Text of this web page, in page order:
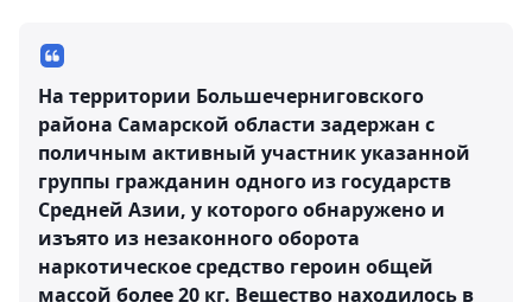
На территории Большечерниговского
района Самарской области задержан с
поличным активный участник указанной
группы гражданин одного из государств
Средней Азии, у которого обнаружено и
изъято из незаконного оборота
наркотическое средство героин общей
массой более 20 кг. Вещество находилось в